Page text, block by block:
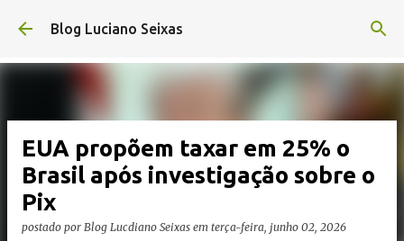
Pular para o conteúdo principal
Blog Luciano Seixas
EUA propõem taxar em 25% o
Brasil após investigação sobre o
Pix
postado por Blog Lucdiano Seixas em terça-feira, junho 02, 2026